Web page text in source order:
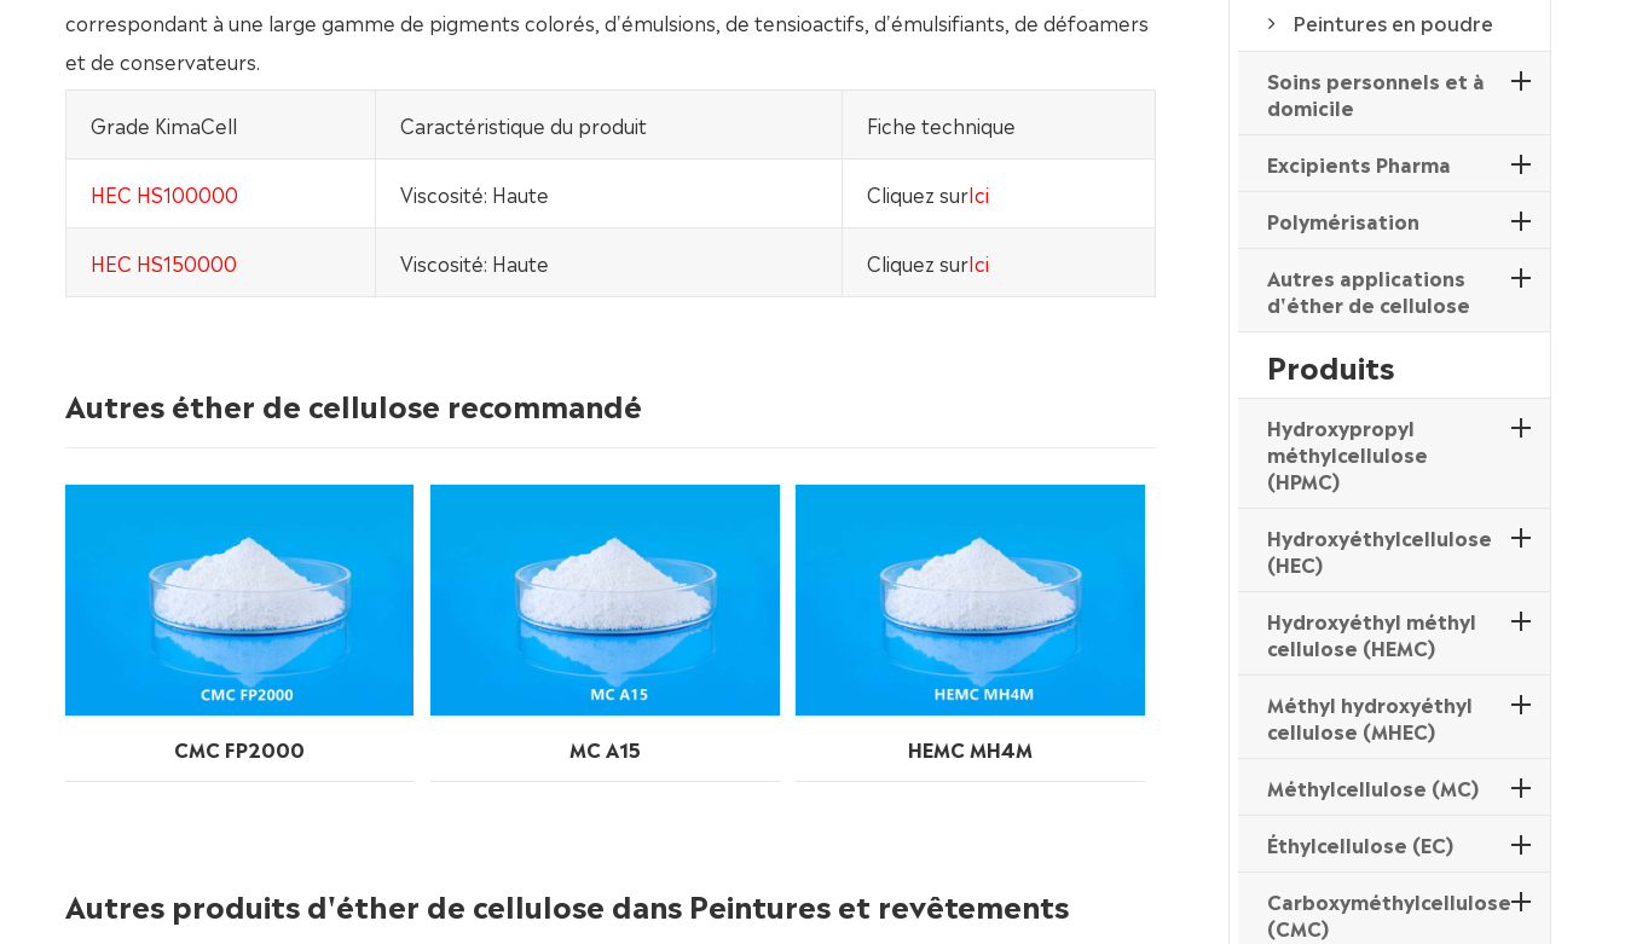
correspondant à une large gamme de pigments colorés, d'émulsions, de tensioactifs, d'émulsifiants, de défoamers
et de conservateurs.
Grade KimaCell Caractéristique du produit Fiche technique
HEC HS100000 Viscosité: Haute Cliquez surIci
HEC HS150000 Viscosité: Haute Cliquez surIci
Autres éther de cellulose recommandé
CMC FP2000 MC A15 HEMC MH4M
Autres produits d'éther de cellulose dans Peintures et revêtements
Peintures en poudre
Soins personnels et à
domicile
Excipients Pharma
Polymérisation
Autres applications
d'éther de cellulose
Produits
Hydroxypropyl
méthylcellulose
(HPMC)
Hydroxyéthylcellulose
(HEC)
Hydroxyéthyl méthyl
cellulose (HEMC)
Méthyl hydroxyéthyl
cellulose (MHEC)
Méthylcellulose (MC)
Éthylcellulose (EC)
Carboxyméthylcellulose
(CMC)